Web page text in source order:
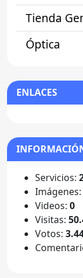
Tienda
Óptica
ENLACES
Servicios:
Imágenes:
Videos: 0
Visitas:
Votos: